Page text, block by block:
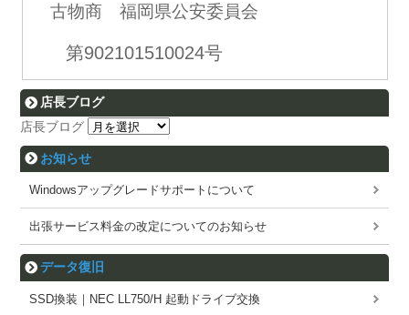
古物商 福岡県公安委員会
第902101510024号
店長ブログ
店長ブログ
お知らせ
Windowsアップグレードサポートについて
出張サービス料金の改定についてのお知らせ
データ復旧
SSD換装｜NEC LL750/H 起動ドライブ交換